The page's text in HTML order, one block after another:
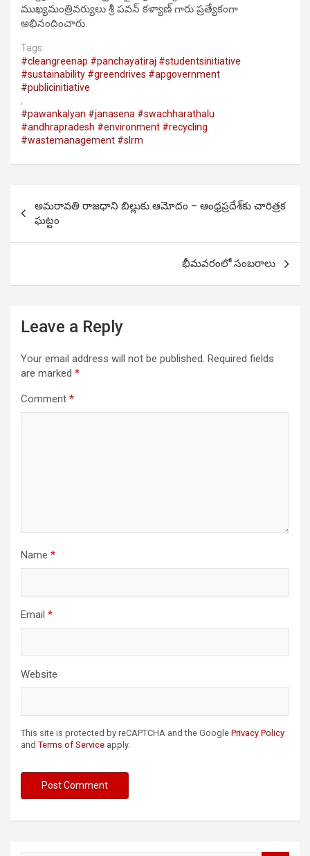
ముఖ్యమంత్రివర్యులు శ్రీ పవన్ కళ్యాణ్ గారు ప్రత్యేకంగా
అభినందించారు.
Tags:
#cleangreenap #panchayatiraj #studentsinitiative
#sustainability #greendrives #apgovernment
#publicinitiative
,
#pawankalyan #janasena #swachharathalu
#andhrapradesh #environment #recycling
#wastemanagement #slrm
navigation
అమరావతి రాజధాని బిల్లుకు ఆమోదం – ఆంధ్రప్రదేశ్‌కు చారిత్రక
ఘట్టం
భీమవరంలో సంబరాలు
Leave a Reply
Your email address will not be published. Required fields
are marked *
Comment *
Name *
Email *
Website
This site is protected by reCAPTCHA and the Google Privacy Policy
and Terms of Service apply.